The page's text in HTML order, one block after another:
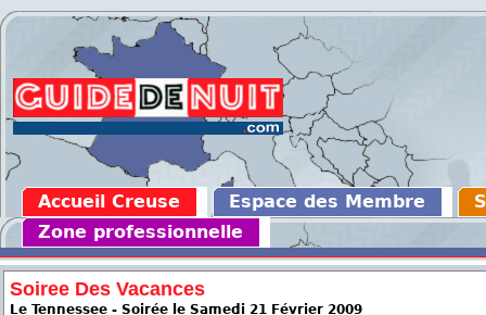
Accueil Creuse Espace des Membre
Zone professionnelle
Soiree Des Vacances
Le Tennessee - Soirée le Samedi 21 Février 2009